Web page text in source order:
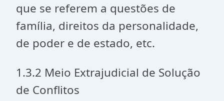
que se referem a questões de
família, direitos da personalidade,
de poder e de estado, etc.
1.3.2 Meio Extrajudicial de Solução
de Conflitos